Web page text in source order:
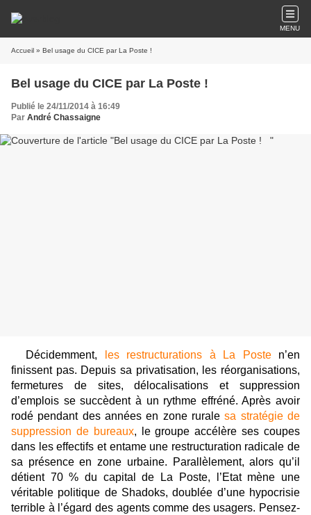
MENU
Accueil » Bel usage du CICE par La Poste !
Bel usage du CICE par La Poste !
Publié le 24/11/2014 à 16:49
Par André Chassaigne
Décidemment, les restructurations à La Posten’en
finissent pas. Depuis sa privatisation, les réorganisations,
fermetures de sites, délocalisations et suppression
d’emplois se succèdent à un rythme effréné. Après avoir
rodé pendant des années en zone ruralesa stratégie de
suppression de bureaux, le groupe accélère ses coupes
dans les effectifs et entame une restructuration radicale de
sa présence en zone urbaine. Parallèlement, alors qu’il
détient 70 % du capital de La Poste, l’Etat mène une
véritable politique de Shadoks, doublée d’une hypocrisie
terrible à l’égard des agents comme des usagers. Pensez-